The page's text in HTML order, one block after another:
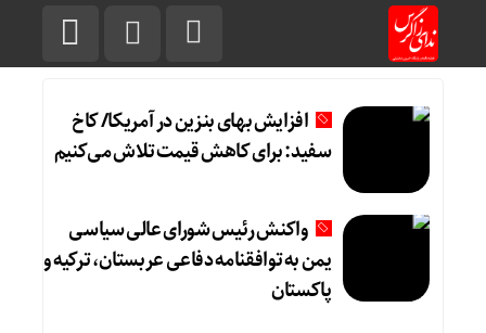
افزایش بهای بنزین در آمریکا/ کاخ
سفید: برای کاهش قیمت تلاش می‌کنیم
واکنش رئیس شورای عالی سیاسی
یمن به توافقنامه دفاعی عربستان، ترکیه و
پاکستان